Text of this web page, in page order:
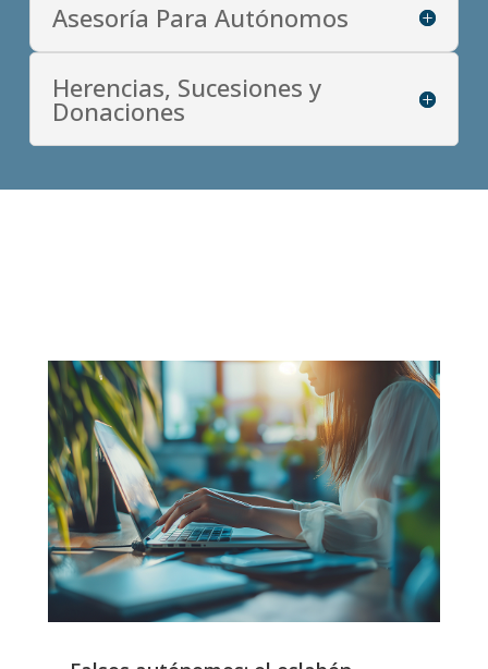
Asesoría Para Autónomos
Herencias, Sucesiones y
Donaciones